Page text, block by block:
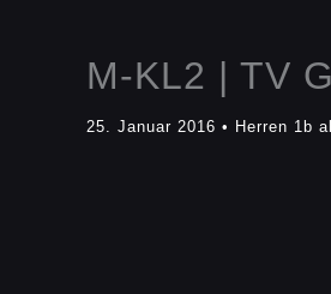
M-KL2 | TV
25. Januar 2016 • Herren 1b